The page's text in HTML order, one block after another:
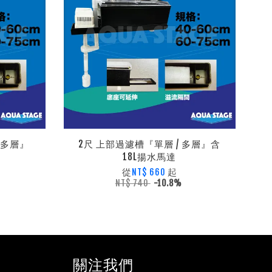
層』
2尺 上部過濾槽『單層 / 多層』含
18L揚水馬達
從 NT$ 660 起
NT$ 740 -10.8%
關注我們